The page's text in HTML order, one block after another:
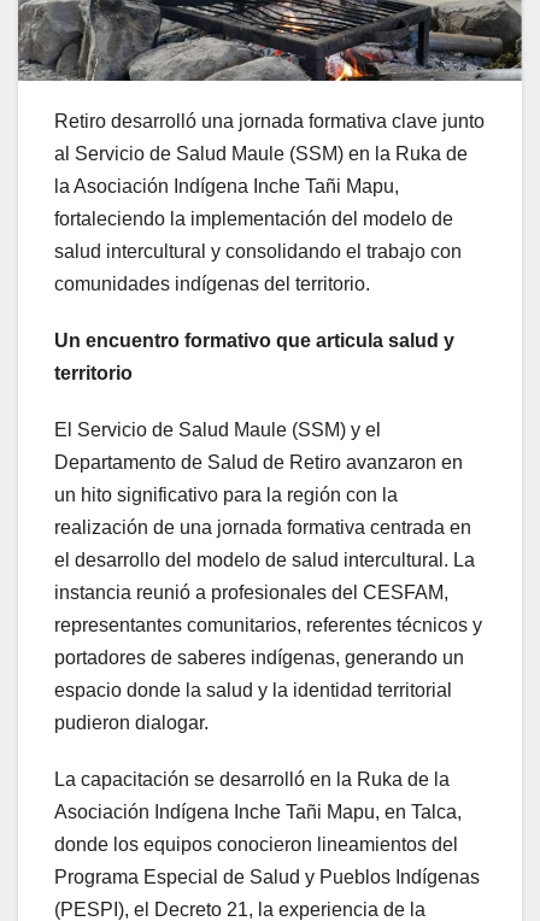
Retiro desarrolló una jornada formativa clave junto
al Servicio de Salud Maule (SSM) en la Ruka de
la Asociación Indígena Inche Tañi Mapu,
fortaleciendo la implementación del modelo de
salud intercultural y consolidando el trabajo con
comunidades indígenas del territorio.
Un encuentro formativo que articula salud y
territorio
El Servicio de Salud Maule (SSM) y el
Departamento de Salud de Retiro avanzaron en
un hito significativo para la región con la
realización de una jornada formativa centrada en
el desarrollo del modelo de salud intercultural. La
instancia reunió a profesionales del CESFAM,
representantes comunitarios, referentes técnicos y
portadores de saberes indígenas, generando un
espacio donde la salud y la identidad territorial
pudieron dialogar.
La capacitación se desarrolló en la Ruka de la
Asociación Indígena Inche Tañi Mapu, en Talca,
donde los equipos conocieron lineamientos del
Programa Especial de Salud y Pueblos Indígenas
(PESPI), el Decreto 21, la experiencia de la